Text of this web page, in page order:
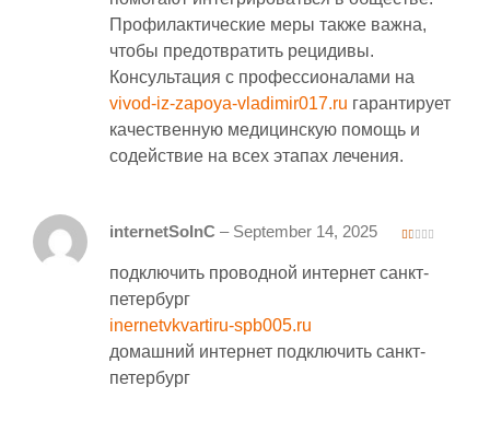
Профилактические меры также важна,
чтобы предотвратить рецидивы.
Консультация с профессионалами на
vivod-iz-zapoya-vladimir017.ru гарантирует
качественную медицинскую помощь и
содействие на всех этапах лечения.
t
internetSoInC – September 14, 2025
подключить проводной интернет санкт-
петербург
inernetvkvartiru-spb005.ru
домашний интернет подключить санкт-
петербург